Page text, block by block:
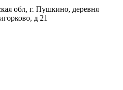
обл, г. Пушкино, деревня
д 21